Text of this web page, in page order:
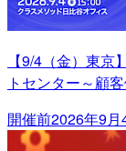
【9/4（金）東
トセンター～顧
開催前2026年9月